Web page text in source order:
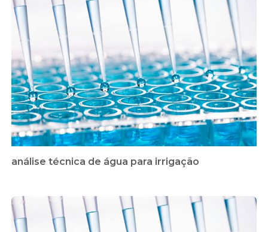
análise técnica de água para irrigação